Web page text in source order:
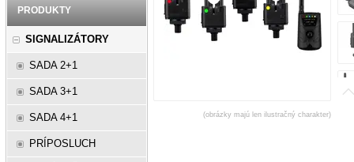
PRODUKTY
SIGNALIZÁTORY
SADA 2+1
SADA 3+1
SADA 4+1
PRÍPOSLUCH
(obrázky majú len ilustračný charakter)